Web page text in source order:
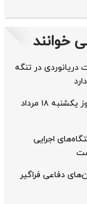
خوانند
دریانوردی در تنگه
قیمت سکه و قیمت طلا امروز یکشنبه ۱۸ مرداد
دستگاه‌های اجرایی
دفاعی فراگیر